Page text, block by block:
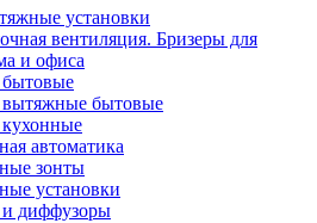
установки
вентиляция. Бризеры для
и офиса
бытовые
автоматика
зонты
установки
диффузоры